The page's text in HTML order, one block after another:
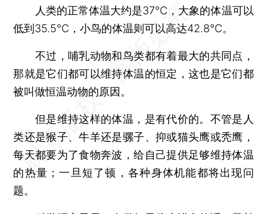
人类的正常体温大约是37℃，大象的体温可以
低到35.5℃，小鸟的体温则可以高达42.8℃。
不过，哺乳动物和鸟类都有着最大的共同点，
那就是它们都可以维持体温的恒定，这也是它们都
被叫做恒温动物的原因。
但是维持这样的体温，是有代价的。不管是人
类还是猴子、牛羊还是骡子、抑或猫头鹰或秃鹰，
每天都要为了食物奔波，给自己提供足够维持体温
的热量；一旦短了顿，各种身体机能都将出现问
题。